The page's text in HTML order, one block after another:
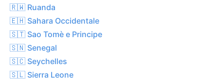
🇷🇼 Ruanda
🇪🇭 Sahara Occidentale
🇸🇹 Sao Tomè e Principe
🇸🇳 Senegal
🇸🇨 Seychelles
🇸🇱 Sierra Leone